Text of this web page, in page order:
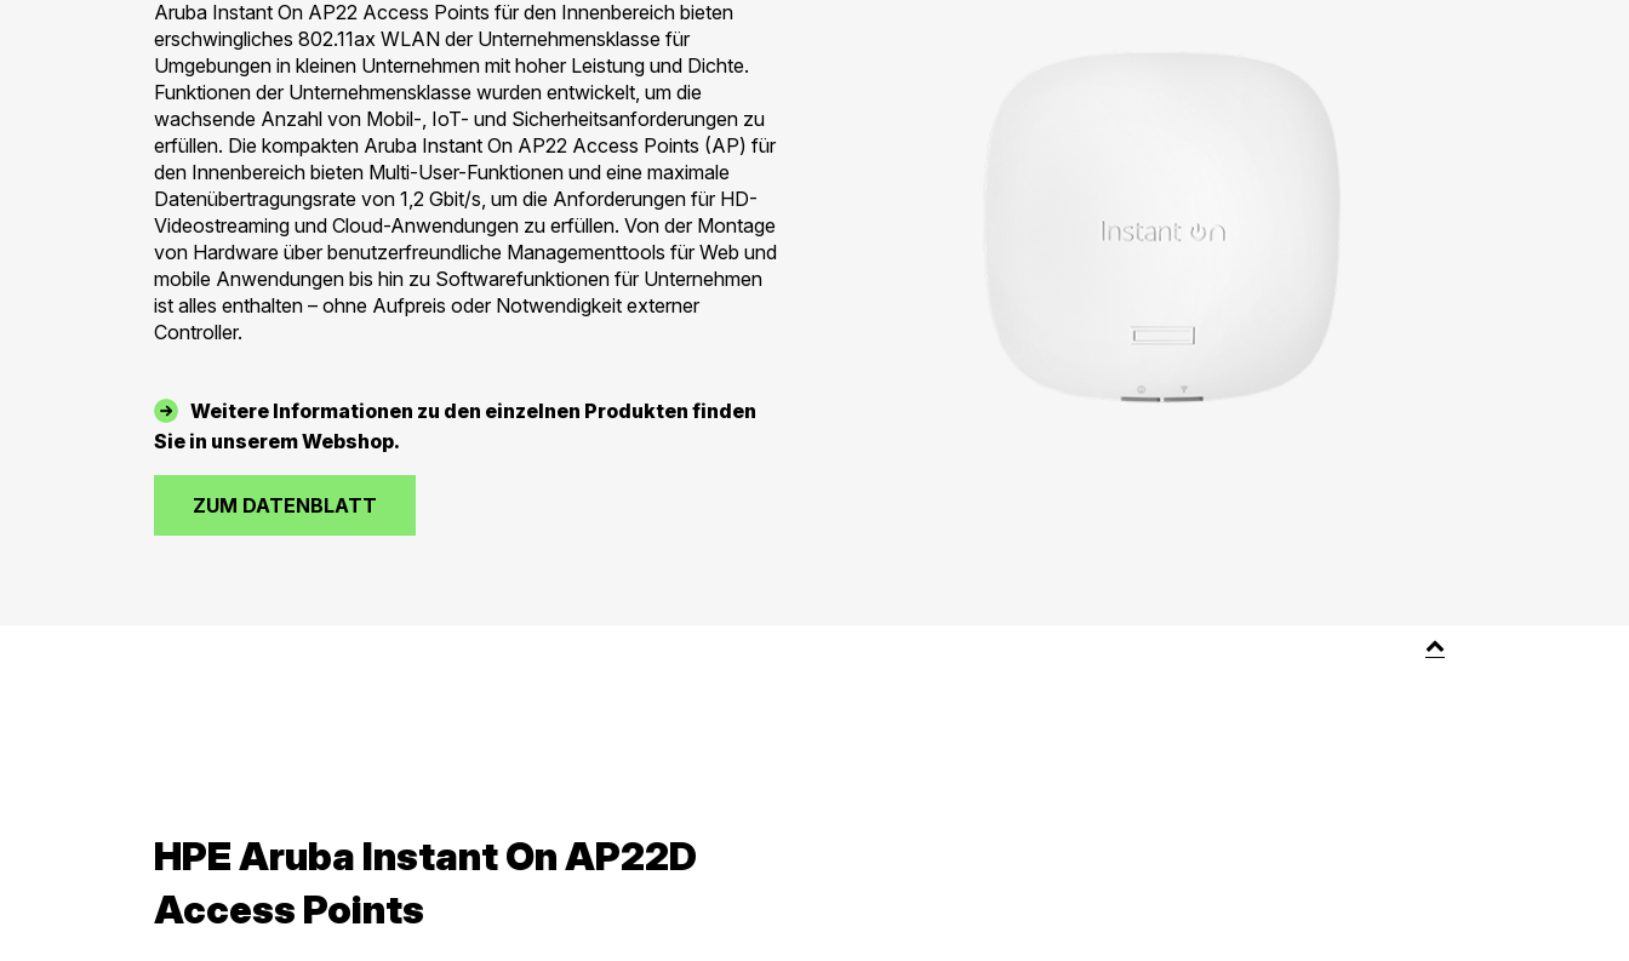
Aruba Instant On AP22 Access Points für den Innenbereich bieten
erschwingliches 802.11ax WLAN der Unternehmensklasse für
Umgebungen in kleinen Unternehmen mit hoher Leistung und Dichte.
Funktionen der Unternehmensklasse wurden entwickelt, um die
wachsende Anzahl von Mobil-, IoT- und Sicherheitsanforderungen zu
erfüllen. Die kompakten Aruba Instant On AP22 Access Points (AP) für
den Innenbereich bieten Multi-User-Funktionen und eine maximale
Datenübertragungsrate von 1,2 Gbit/s, um die Anforderungen für HD-
Videostreaming und Cloud-Anwendungen zu erfüllen. Von der Montage
von Hardware über benutzerfreundliche Managementtools für Web und
mobile Anwendungen bis hin zu Softwarefunktionen für Unternehmen
ist alles enthalten – ohne Aufpreis oder Notwendigkeit externer
Controller.
Weitere Informationen zu den einzelnen Produkten finden
Sie in unserem Webshop.
ZUM DATENBLATT
HPE Aruba Instant On AP22D
Access Points